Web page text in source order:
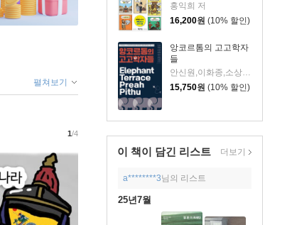
홍익희 저
16,200원 (10% 할인)
앙코르톰의 고고학자
들
안신원,이화종,소상영,이정철,류대협,신다연,구민석,하재웅,서예원,오영주 저
15,750원 (10% 할인)
이 책이 담긴 리스트 더보기
a********3님의 리스트
25년7월
펼쳐보기
1/4